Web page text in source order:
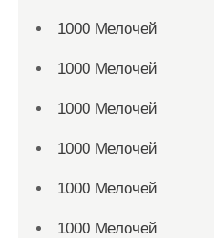
1000 Мелочей
1000 Мелочей
1000 Мелочей
1000 Мелочей
1000 Мелочей
1000 Мелочей